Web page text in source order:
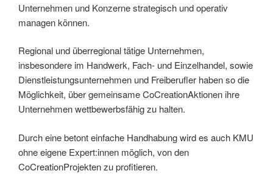
Unternehmen und Konzerne strategisch und operativ
managen können.
Regional und überregional tätige Unternehmen,
insbesondere im Handwerk, Fach- und Einzelhandel, sowie
Dienstleistungsunternehmen und Freiberufler haben so die
Möglichkeit, über gemeinsame CoCreationAktionen ihre
Unternehmen wettbewerbsfähig zu halten.
Durch eine betont einfache Handhabung wird es auch KMU
ohne eigene Expert:innen möglich, von den
CoCreationProjekten zu profitieren.